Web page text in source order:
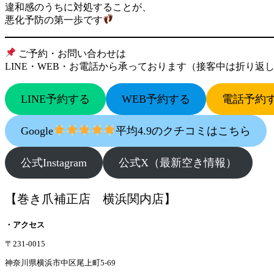
違和感のうちに対処することが、
悪化予防の第一歩です
ご予約・お問い合わせは
LINE・WEB・お電話から承っております（接客中は折り返し
LINE予約する WEB予約する 電話予約
Google 平均4.9のクチコミはこちら
公式Instagram 公式X（最新空き情報）
【巻き爪補正店 横浜関内店】
・アクセス
〒231-0015
神奈川県横浜市中区尾上町5-69